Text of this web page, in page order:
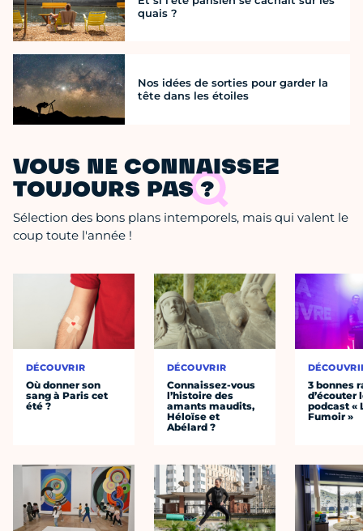
quais ?
Nos idées de sorties pour garder la
tête dans les étoiles
VOUS NE CONNAISSEZ
TOUJOURS PAS ?
Sélection des bons plans intemporels, mais qui valent le
coup toute l'année !
DÉCOUVRIR
Où donner son
sang à Paris cet
été ?
DÉCOUVRIR
Connaissez-vous
l’histoire des
amants maudits,
Héloïse et
Abélard ?
3 bonnes
d’écouter
podcast «
Fumoir »